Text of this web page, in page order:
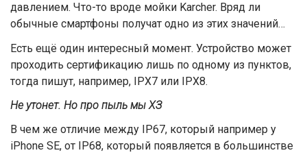
давлением. Что-то вроде мойки Karcher. Вряд ли
обычные смартфоны получат одно из этих значений…
Есть ещё один интересный момент. Устройство может
проходить сертификацию лишь по одному из пунктов,
тогда пишут, например, IPX7 или IPX8.
Не утонет. Но про пыль мы ХЗ
В чем же отличие между IP67, который например у
iPhone SE, от IP68, который появляется в большинстве